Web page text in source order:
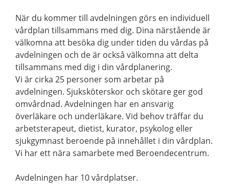
När du kommer till avdelningen görs en individuell
vårdplan tillsammans med dig. Dina närstående är
välkomna att besöka dig under tiden du vårdas på
avdelningen och de är också välkomna att delta
tillsammans med dig i din vårdplanering.
Vi är cirka 25 personer som arbetar på
avdelningen. Sjuksköterskor och skötare ger god
omvårdnad. Avdelningen har en ansvarig
överläkare och underläkare. Vid behov träffar du
arbetsterapeut, dietist, kurator, psykolog eller
sjukgymnast beroende på innehållet i din vårdplan.
Vi har ett nära samarbete med Beroendecentrum.
Avdelningen har 10 vårdplatser.